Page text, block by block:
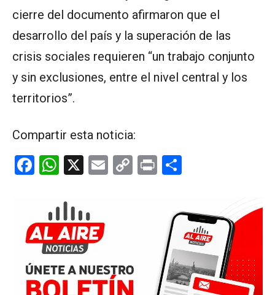
cierre del documento afirmaron que el
desarrollo del país y la superación de las
crisis sociales requieren “un trabajo conjunto
y sin exclusiones, entre el nivel central y los
territorios”.
Compartir esta noticia:
F
b
o
o
k
W
at
s
A
p
p
X
E
C
k
Pr
p
ar
tir